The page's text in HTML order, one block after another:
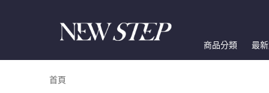
商品分類 最
首頁